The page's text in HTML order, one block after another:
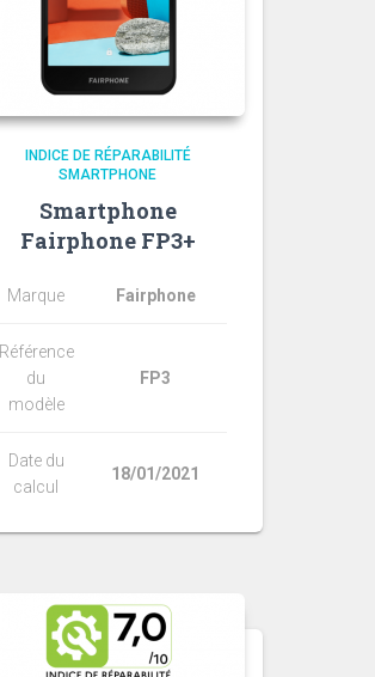
INDICE DE RÉPARABILITÉ
SMARTPHONE
Smartphone
Fairphone FP3+
Marque Fairphone
Référence
du
modèle
FP3
Date du
calcul
18/01/2021